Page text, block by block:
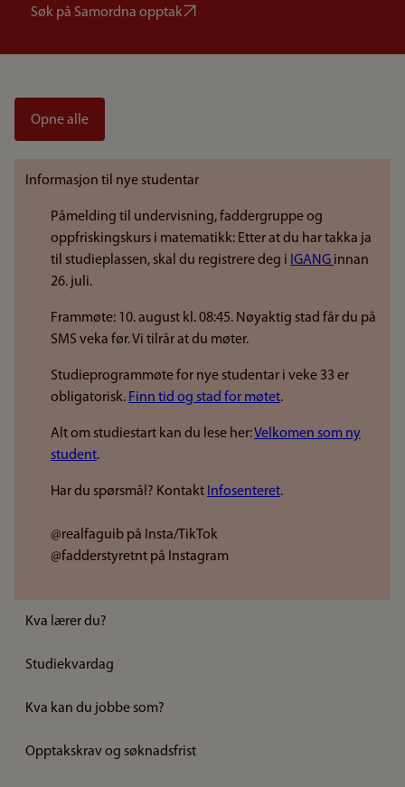
Søk på Samordna opptak
Opne alle
Informasjon til nye studentar
Påmelding til undervisning, faddergruppe og
oppfriskingskurs i matematikk: Etter at du har takka ja
til studieplassen, skal du registrere deg i IGANG innan
26. juli.
Frammøte: 10. august kl. 08:45. Nøyaktig stad får du på
SMS veka før. Vi tilrår at du møter.
Studieprogrammøte for nye studentar i veke 33 er
obligatorisk. Finn tid og stad for møtet.
Alt om studiestart kan du lese her:Velkomen som ny
student.
Har du spørsmål? Kontakt Infosenteret.
@realfaguib på Insta/TikTok
@fadderstyretnt på Instagram
Kva lærer du?
Studiekvardag
Kva kan du jobbe som?
Opptakskrav og søknadsfrist